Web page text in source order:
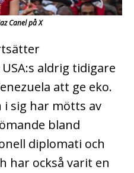
Canel på X
aldrig tidigare
att ge eko.
sig har mötts av
bland
diplomati och
har också varit en